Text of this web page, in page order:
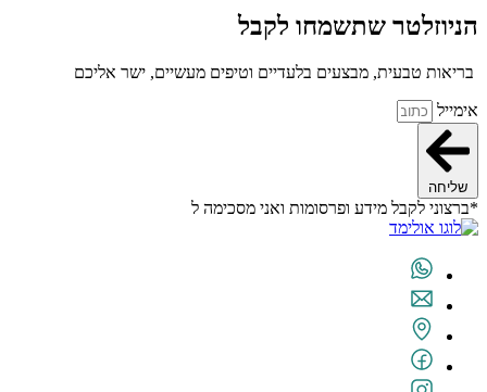
הניוזלטר שתשמחו לקבל
בריאות טבעית, מבצעים בלעדיים וטיפים מעשיים, ישר אליכם
אימייל
שליחה
*ברצוני לקבל מידע ופרסומות ואני מסכימה ל